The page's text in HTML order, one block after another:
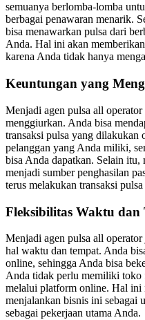
semuanya berlomba-lomba
berbagai penawaran menarik.
bisa menawarkan pulsa dari
Anda. Hal ini akan
karena Anda tidak hanya
Keuntungan yang
Menjadi agen pulsa all
menggiurkan. Anda bisa
transaksi pulsa yang dilakukan
pelanggan yang Anda miliki,
bisa Anda dapatkan. Selain itu,
menjadi sumber penghasilan
terus melakukan transaksi
Fleksibilitas Waktu dan
Menjadi agen pulsa all
hal waktu dan tempat. Anda
online, sehingga Anda bisa
Anda tidak perlu memiliki toko
melalui platform online. Hal
menjalankan bisnis ini sebagai
sebagai pekerjaan utama Anda.